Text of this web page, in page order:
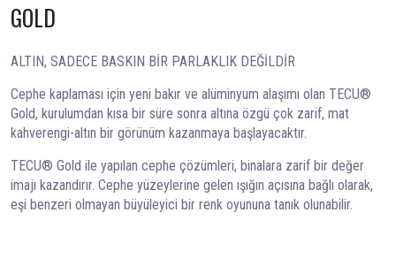
GOLD
ALTIN, SADECE BASKIN BİR PARLAKLIK DEĞİLDİR
Cephe kaplaması için yeni bakır ve alüminyum alaşımı olan TECU®
Gold, kurulumdan kısa bir süre sonra altına özgü çok zarif, mat
kahverengi-altın bir görünüm kazanmaya başlayacaktır.
TECU® Gold ile yapılan cephe çözümleri, binalara zarif bir değer
imajı kazandırır. Cephe yüzeylerine gelen ışığın açısına bağlı olarak,
eşi benzeri olmayan büyüleyici bir renk oyununa tanık olunabilir.